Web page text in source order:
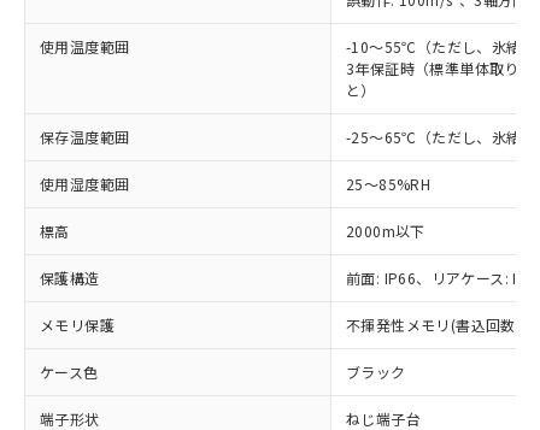
使用温度範囲
-10～55℃（ただし、氷結、
3年保証時（標準単体取り
と）
保存温度範囲 -25～65℃（ただし、氷結、
使用湿度範囲 25～85%RH
標高 2000m以下
保護構造 前面: IP66、リアケース:
メモリ保護 不揮発性メモリ(書込回数:
ケース色 ブラック
端子形状 ねじ端子台
以下の条件をお読みいただき、同意のうえ
本サービスは、当社制御機器事業取扱
商品の当社在庫状況および標準価格
(税抜)を提供させていただくもので
当社制御機器事業取扱商品の中には、
本サービスの対象外となる商品もある
在庫状況および標準価格照会結果は、
記載している更新日時点での社内デー
覧された時点での実際の在庫および標
有に対応した製品に切り替える予定のある
商品です。
対応予定なし：EU RoHS指令（10物質）の
非含有に非対応の商品で、対応品を出す予
調査・確認中：EU RoHS指令（10物質）の
非含有の対応状況を調査中または確認中の
商品です。
非該当品：ライセンス料など無形物で、有
害物質有無と関係のない商品です。
仕入先様の事情により、非含有部品として
いたものが、含有品と判明した場合などや
むを得ず変更することがあります。
*EU RoHS指令（10物質）：
鉛(Pb) 1000ppm以下、 水銀(Hg) 1000ppm以下、 カド
ミウム(Cd) 100ppm以下、
※1 中国RoHS○×表
「○」：最大均質材料含有率が中国RoHSの
「×」：最大均質材料含有率が中国RoHSの
基準値を超えていることを示します。
「－」：未確認です。当社販売部門へお問
*中国RoHS10物質の基準値 (GB/T26572)：
Pb(鉛) :1000ppm、 Hg(水銀) : 1000ppm、 Cd(カドミウ
当社は、これら貴社製品のうち、外国
為替および外国貿易法に定める商品
（以下｢規制貨物等」という）を輸出
または国外への提供する場合は、日本
国政府の輸出許可(または役務取引許